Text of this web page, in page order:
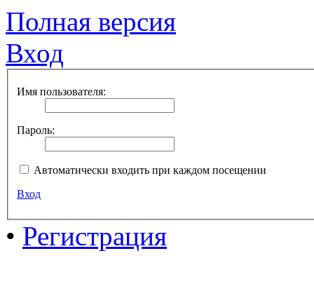
Полная версия
Вход
Имя пользователя:
Пароль:
Автоматически входить при каждом посещении
Вход
• Регистрация